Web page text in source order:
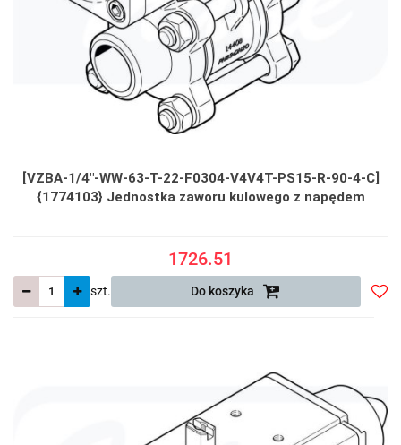
[VZBA-1/4"-WW-63-T-22-F0304-V4V4T-PS15-R-90-4-C]
{1774103} Jednostka zaworu kulowego z napędem
1726.51
szt. Do koszyka